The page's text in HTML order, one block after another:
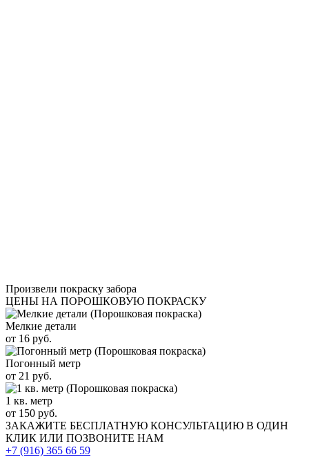
Произвели покраску забора
ЦЕНЫ НА ПОРОШКОВУЮ ПОКРАСКУ
Мелкие детали
от 16 руб.
Погонный метр
от 21 руб.
1 кв. метр
от 150 руб.
ЗАКАЖИТЕ БЕСПЛАТНУЮ КОНСУЛЬТАЦИЮ В ОДИН
КЛИК ИЛИ ПОЗВОНИТЕ НАМ
+7 (916) 365 66 59